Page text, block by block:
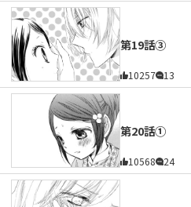
第19話③
10257 13
第20話①
10568 24